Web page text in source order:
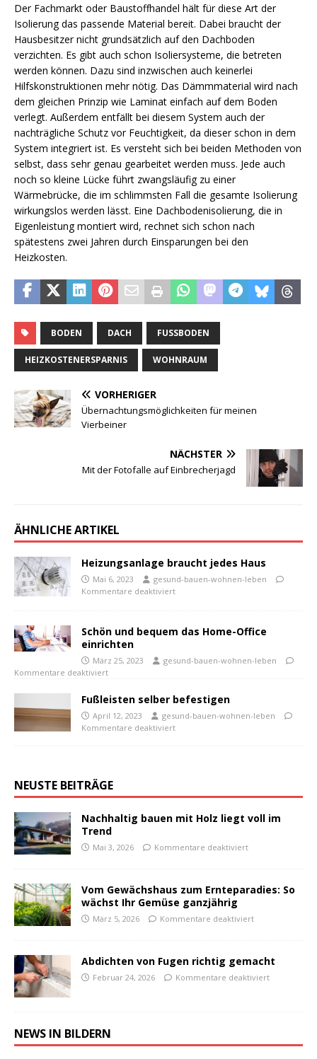
Der Fachmarkt oder Baustoffhandel hält für diese Art der
Isolierung das passende Material bereit. Dabei braucht der
Hausbesitzer nicht grundsätzlich auf den Dachboden
verzichten. Es gibt auch schon Isoliersysteme, die betreten
werden können. Dazu sind inzwischen auch keinerlei
Hilfskonstruktionen mehr nötig. Das Dämmmaterial wird nach
dem gleichen Prinzip wie Laminat einfach auf dem Boden
verlegt. Außerdem entfällt bei diesem System auch der
nachträgliche Schutz vor Feuchtigkeit, da dieser schon in dem
System integriert ist. Es versteht sich bei beiden Methoden von
selbst, dass sehr genau gearbeitet werden muss. Jede auch
noch so kleine Lücke führt zwangsläufig zu einer
Wärmebrücke, die im schlimmsten Fall die gesamte Isolierung
wirkungslos werden lässt. Eine Dachbodenisolierung, die in
Eigenleistung montiert wird, rechnet sich schon nach
spätestens zwei Jahren durch Einsparungen bei den
Heizkosten.
BODEN DACH FUSSBODEN
HEIZKOSTENERSPARNIS WOHNRAUM
VORHERIGER
Übernachtungsmöglichkeiten für meinen
Vierbeiner
NÄCHSTER
Mit der Fotofalle auf Einbrecherjagd
ÄHNLICHE ARTIKEL
Heizungsanlage braucht jedes Haus
Mai 6, 2023
gesund-bauen-wohnen-leben
Kommentare deaktiviert
Schön und bequem das Home-Office
einrichten
März 25, 2023
gesund-bauen-wohnen-leben
Kommentare deaktiviert
Fußleisten selber befestigen
April 12, 2023
gesund-bauen-wohnen-leben
Kommentare deaktiviert
NEUSTE BEITRÄGE
Nachhaltig bauen mit Holz liegt voll im
Trend
Mai 3, 2026 Kommentare deaktiviert
Vom Gewächshaus zum Ernteparadies: So
wächst Ihr Gemüse ganzjährig
März 5, 2026 Kommentare deaktiviert
Abdichten von Fugen richtig gemacht
Februar 24, 2026 Kommentare deaktiviert
NEWS IN BILDERN